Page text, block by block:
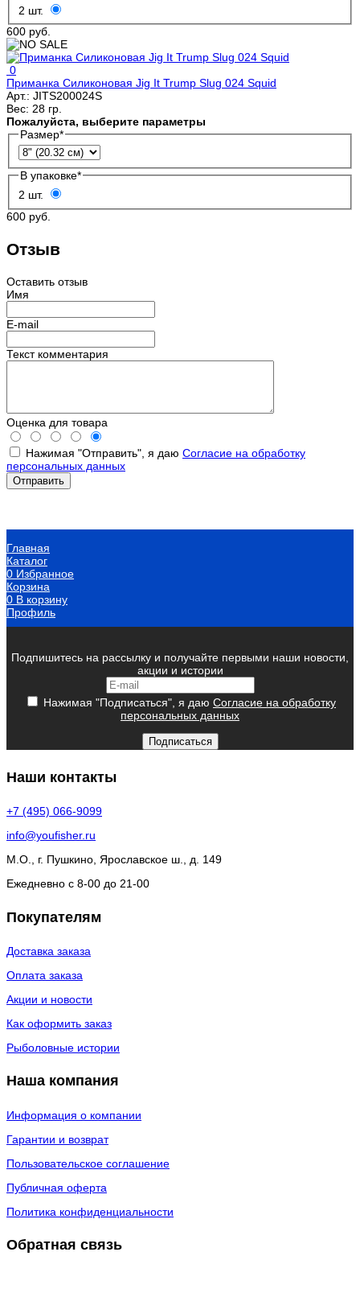
2 шт.
600 руб.
0
Приманка Силиконовая Jig It Trump Slug 024 Squid
Арт.: JITS200024S
Вес: 28 гр.
Пожалуйста, выберите параметры
Размер*
В упаковке*
2 шт.
600 руб.
Отзыв
Оставить отзыв
Имя
E-mail
Текст комментария
Оценка для товара
Нажимая "Отправить", я даю Согласие на обработку
персональных данных
Главная
Каталог
0 Избранное
Корзина
0 В корзину
Профиль
Подпишитесь на рассылку и получайте первыми наши новости,
акции и истории
Нажимая "Подписаться", я даю Согласие на обработку
персональных данных
Подписаться
Наши контакты
+7 (495) 066-9099
info@youfisher.ru
М.О., г. Пушкино, Ярославское ш., д. 149
Ежедневно с 8-00 до 21-00
Покупателям
Доставка заказа
Оплата заказа
Акции и новости
Как оформить заказ
Рыболовные истории
Наша компания
Информация о компании
Гарантии и возврат
Пользовательское соглашение
Публичная оферта
Политика конфиденциальности
Обратная связь